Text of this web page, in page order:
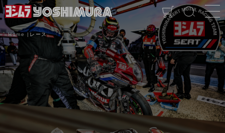
Home レース